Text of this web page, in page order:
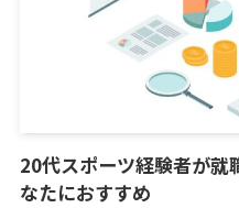
20代スポーツ経験者が就
なたにおすすめ